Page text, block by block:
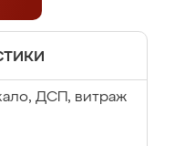
ДСП, витраж